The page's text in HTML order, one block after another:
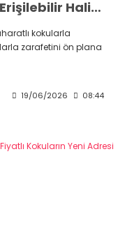
Tester Parfüm İle Lüksün Erişilebilir Hali: Uygun Fiyatla İmza Kokunuza Kavuşun
kokularla
zarafetini ön plana
19/06/2026 08:44